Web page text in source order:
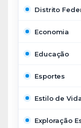
Distrito
Economia
Educação
Esportes
Estilo de
Exploração